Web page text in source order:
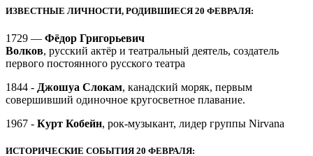
ИЗВЕСТНЫЕ ЛИЧНОСТИ, РОДИВШИЕСЯ 20 ФЕВРАЛЯ:
1729 — Фёдор Григорьевич
Волков, русский актёр и театральный деятель, создатель
первого постоянного русского театра
1844 - Джошуа Слокам, канадский моряк, первым
совершивший одиночное кругосветное плавание.
1967 - Курт Кобейн, рок-музыкант, лидер группы Nirvana
ИСТОРИЧЕСКИЕ СОБЫТИЯ 20 ФЕВРАЛЯ: